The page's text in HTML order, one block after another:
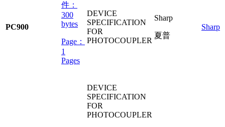
PC900
件：
300
bytes
Page：
1
Pages
DEVICE
SPECIFICATION
FOR
PHOTOCOUPLER
Sharp
夏普
Sharp
DEVICE
SPECIFICATION
FOR
PHOTOCOUPLER